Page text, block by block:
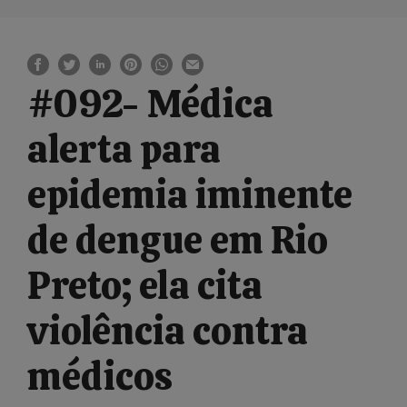
#092- Médica
alerta para
epidemia iminente
de dengue em Rio
Preto; ela cita
violência contra
médicos